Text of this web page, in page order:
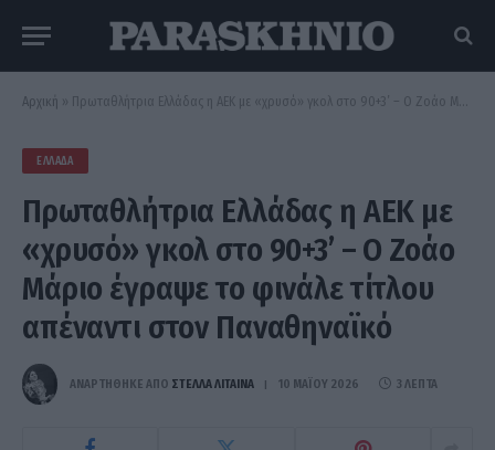
Αρχική » Πρωταθλήτρια Ελλάδας η ΑΕΚ με «χρυσό» γκολ στο 90+3’ – Ο Ζοάο Μάριο έγραψε το φινάλε τίτλου απέναντι στον Παναθηναϊκό
ΕΛΛΆΔΑ
Πρωταθλήτρια Ελλάδας η ΑΕΚ με
«χρυσό» γκολ στο 90+3’ – Ο Ζοάο
Μάριο έγραψε το φινάλε τίτλου
απέναντι στον Παναθηναϊκό
ΑΝΑΡΤΗΘΗΚΕ ΑΠΟ ΣΤΈΛΛΑ ΛΊΤΑΙΝΑ 10 ΜΑΪ́ΟΥ 2026 3 ΛΕΠΤΆ